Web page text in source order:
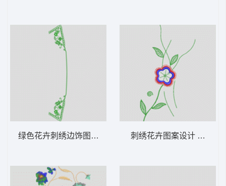
绿色花卉刺绣边饰图案 花型 刺绣花卉图案设计 花型